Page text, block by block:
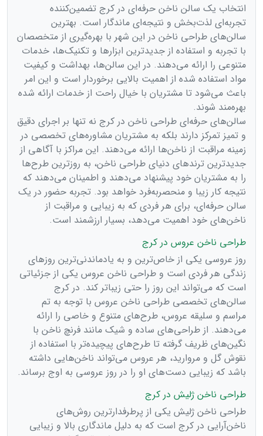
انتخاب یک سالن ناخن حرفه‌ای در کرج تضمین‌کننده
تجربه‌ای لذت‌بخش و نتیجه‌ای ماندگار است. بهترین
سالن‌های طراحی ناخن در این شهر با بهره‌گیری از متخصصان
با تجربه و استفاده از جدیدترین ابزارها و تکنیک‌ها، خدمات
متنوعی را ارائه می‌دهند. در این سالن‌ها، بهداشت و کیفیت
مواد استفاده شده از اهمیت بالایی برخوردار است و این امر
باعث می‌شود تا مشتریان با خیال راحت از خدمات ارائه شده
بهره‌مند شوند.
سالن‌های حرفه‌ای طراحی ناخن در کرج نه تنها بر اجرای دقیق
و تمیز تمرکز دارند بلکه به مشتریان مشاوره‌های تخصصی در
زمینه مراقبت از ناخن‌ها ارائه می‌دهند. این مراکز با آگاهی از
جدیدترین ترندهای دنیای طراحی ناخن، به روزترین طرح‌ها
را به مشتریان خود پیشنهاد می‌دهند و اطمینان می‌دهند که
نتیجه کار زیبا و منحصربه‌فرد خواهد بود. تجربه حضور در یک
سالن حرفه‌ای، برای هر فردی که به زیبایی و مراقبت از
ناخن‌های خود اهمیت می‌دهد، بسیار ارزشمند است.
طراحی ناخن عروس در کرج
روز عروسی یکی از خاص‌ترین و به یادماندنی‌ترین روزهای
زندگی هر فردی است و طراحی ناخن عروس یکی از جزئیاتی
است که می‌تواند این روز را حتی زیباتر کند. در کرج
سالن‌های تخصصی طراحی ناخن عروس با توجه به تم
مراسم و سلیقه عروس، طرح‌های متنوع و خاصی را ارائه
می‌دهند. از طراحی‌های ساده و شیک مانند فرنچ ناخن با
نگین‌های ظریف گرفته تا طرح‌های پیچیده‌تر با استفاده از
نقوش گل و مروارید، هر عروس می‌تواند ناخن‌هایی داشته
باشد که زیبایی دست‌های او را در روز عروسی به اوج برساند.
طراحی ناخن ژلیش در کرج
طراحی ناخن ژلیش یکی از پرطرفدارترین روش‌های
ناخن‌آرایی در کرج است که به دلیل ماندگاری بالا و زیبایی